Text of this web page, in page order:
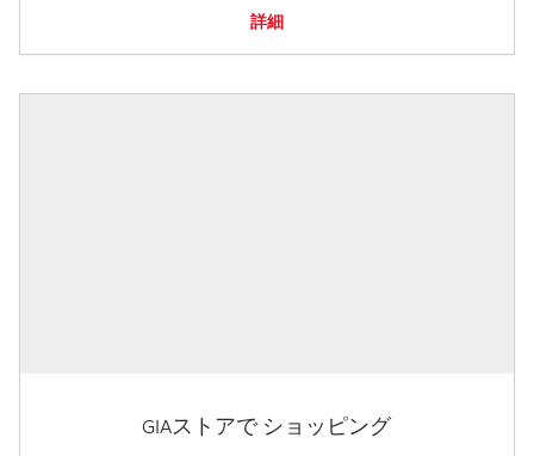
詳細
GIAストアで ショッピング